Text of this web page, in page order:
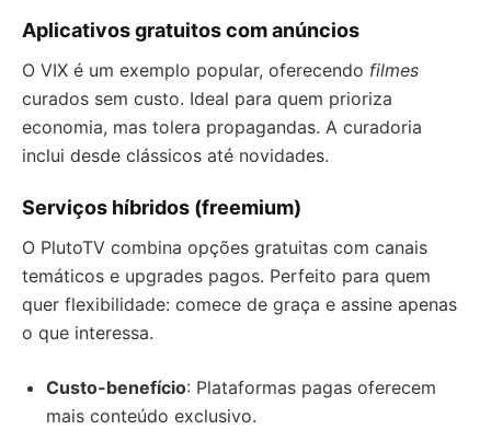
Aplicativos gratuitos com anúncios
O VIX é um exemplo popular, oferecendo filmes
curados sem custo. Ideal para quem prioriza
economia, mas tolera propagandas. A curadoria
inclui desde clássicos até novidades.
Serviços híbridos (freemium)
O PlutoTV combina opções gratuitas com canais
temáticos e upgrades pagos. Perfeito para quem
quer flexibilidade: comece de graça e assine apenas
o que interessa.
Custo-benefício: Plataformas pagas oferecem
mais conteúdo exclusivo.